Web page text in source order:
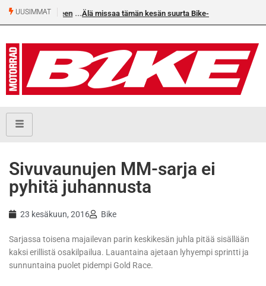
UUSIMMAT
voittoputkeen
Älä missaa tämän kesän suurta Bike-
Sivuvaunujen MM-sarja ei
pyhitä juhannusta
23 kesäkuun, 2016 Bike
Sarjassa toisena majailevan parin keskikesän juhla pitää sisällään
kaksi erillistä osakilpailua. Lauantaina ajetaan lyhyempi sprintti ja
sunnuntaina puolet pidempi Gold Race.